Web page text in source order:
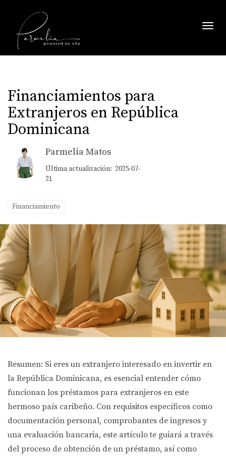
Financiamientos para
Extranjeros en República
Dominicana
Parmelia Matos
Última actualización: 2025-07-
21
Financiamiento
Resumen: Si eres un extranjero interesado en invertir en
la República Dominicana, es esencial entender cómo
funcionan los préstamos para extranjeros en este
hermoso país caribeño. Con requisitos específicos como
documentación personal, comprobantes de ingresos y
una evaluación bancaria, este artículo te guiará a través
del proceso de obtención de un préstamo, así como